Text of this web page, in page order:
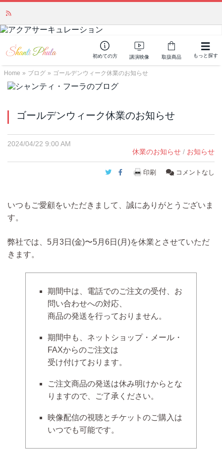
初めての方 講演映像 取扱商品 もっと探す
Home » ブログ » ゴールデンウィーク休業のお知らせ
ゴールデンウィーク休業のお知らせ
2024/04/22 9:00 AM
休業のお知らせ / お知らせ
Twitter
Facebook
印刷 コメントなし
いつもご愛顧をいただきまして、誠にありがとうございま
す。
弊社では、 5月3日(金)〜5月6日(月)を休業とさせていただ
きます。
期間中は、電話でのご注文の受付、お
問い合わせへの対応、
商品の発送を行っておりません。
期間中も、ネットショップ・メール・
FAXからのご注文は
受け付けております。
ご注文商品の発送は休み明けから とな
りますので、ご了承ください。
映像配信の視聴とチケットのご購入は
いつでも可能です。